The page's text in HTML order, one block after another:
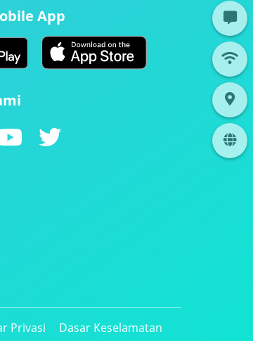
App
Privasi Dasar Keselamatan